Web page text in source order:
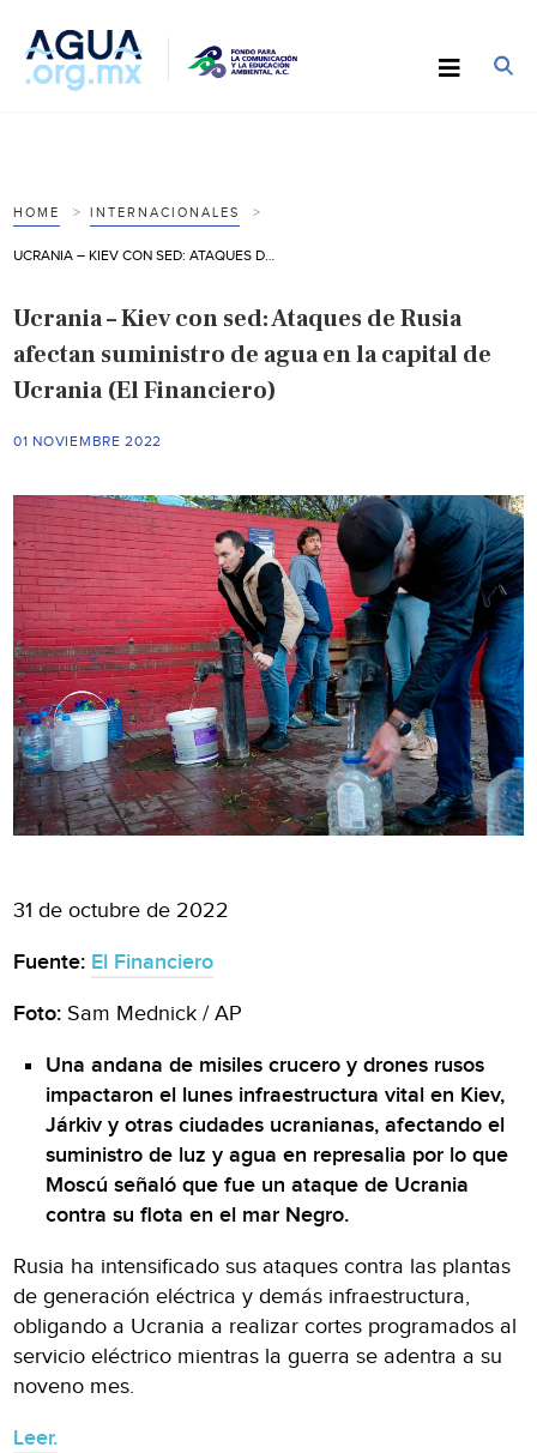
HOME INTERNACIONALES
Ucrania – Kiev con sed: Ataques de Rusia
afectan suministro de agua en la capital de
Ucrania (El Financiero)
01 NOVIEMBRE 2022
31 de octubre de 2022
Fuente: El Financiero
Foto:Sam Mednick / AP
Una andana de misiles crucero y drones rusos
impactaron el lunes infraestructura vital en Kiev,
Járkiv y otras ciudades ucranianas, afectando el
suministro de luz y agua en represalia por lo que
Moscú señaló que fue un ataque de Ucrania
contra su flota en el mar Negro.
Rusia ha intensificado sus ataques contra las plantas
de generación eléctrica y demás infraestructura,
obligando a Ucrania a realizar cortes programados al
servicio eléctrico mientras la guerra se adentra a su
noveno mes.
Leer.